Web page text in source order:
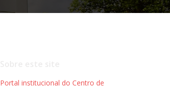
Portal institucional do Centro de